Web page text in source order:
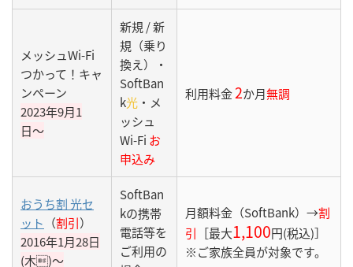
メッシュWi-Fi
つかって！キャ
ンペーン
2023年9月1
日〜
新規 / 新
規（乗り
換え）・
SoftBan
k光 ・メ
ッシュ
Wi-Fi お
申込み
利用料金2か月無調
おうち割 光セ
ット （割引）
2016年1月28日
(木)〜
SoftBan
kの携帯
電話等を
ご利用の
月額料金（SoftBank）→割
引 ［最大1,100円(税込)］
※ご家族全員が対象です。